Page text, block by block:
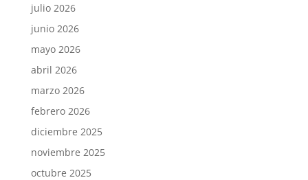
julio 2026
junio 2026
mayo 2026
abril 2026
marzo 2026
febrero 2026
diciembre 2025
noviembre 2025
octubre 2025